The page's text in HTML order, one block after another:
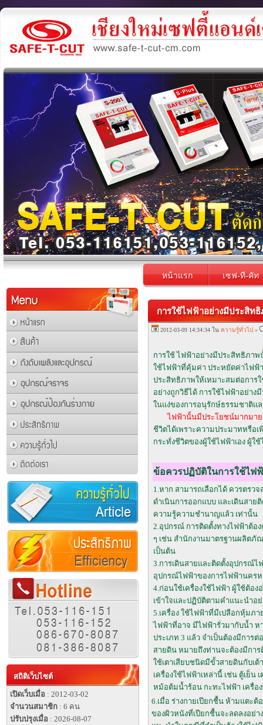
หน้าแรก เซฟ-ที-คัท
สถิติเว็บไซต์
เปิดเว็บเมื่อ : 2012-03-02
จำนวนสมาชิก : 6 คน
ปรับปรุงเมื่อ : 2026-08-07
การใช้ไฟฟ้าอย่างมีประสิท
2012-03-09 14:34:34 ใน ความรู้ทั่วไป »
การใช้ ไฟฟ้าอย่างมีประสิทธิภา
ใช้ไฟฟ้าที่คุ้มค่า ประหยัดค่าไฟฟ้า
ประสิทธิภาพให้เหมาะสมต่อการ
อย่างถูกวิธีได้ การใช้ไฟฟ้าอย่าง
ในแง่ของการอนุรักษ์ธรรมชาติแ
ไฟฟ้านั้นมีประโยชน์มากมาย
ชีวิตได้เพราะความประมาทหรือ
กระทั่งชีวิตของผู้ใช้ไฟฟ้าเอง ผู้ใ
ข้อควรปฏิบัติในการใช้ไฟ
1.หาก สามารถเลือกได้ ควรตรว
ดำเนินการออกแบบ และเดินสาย
ความรู้ความชำนาญแล้ว เท่านั้น
2.อุปกรณ์ การติดตั้งทางไฟฟ้าต้อ
ๆ เช่น สำนักงานมาตรฐานผลิตภั
เป็นต้น
3.การเดินสายและติดตั้งอุปกรณ์ไ
อุปกรณ์ไฟฟ้าของการไฟฟ้านคร
4.ก่อนใช้เครื่องใช้ไฟฟ้า ผู้ใช้ต้อ
เข้าใจและปฏิบัติตามคำแนะนำอย่
5.เครื่อง ใช้ไฟฟ้าที่มีเปลือกหุ้มภ
ไฟฟ้าที่อาจ มีไฟฟ้ารั่วมากับน้ำ ห
ประเภท 3 แล้ว จำเป็นต้องมีการ
สายดิน หมายถึงท่านจะต้องมีกา
ใช้เตาเสียบชนิดมีขั้วสายดินกับเ
เครื่องใช้ไฟฟ้าเหล่านี้ เช่น ตู้เย็น
หม้อต้มน้ำร้อน กะทะไฟฟ้า เครื่อ
6.เมื่อ ร่างกายเปียกชื้น ห้ามแตะ
ของผิวหนังที่เปียกชื้นจะลดลงอย่า